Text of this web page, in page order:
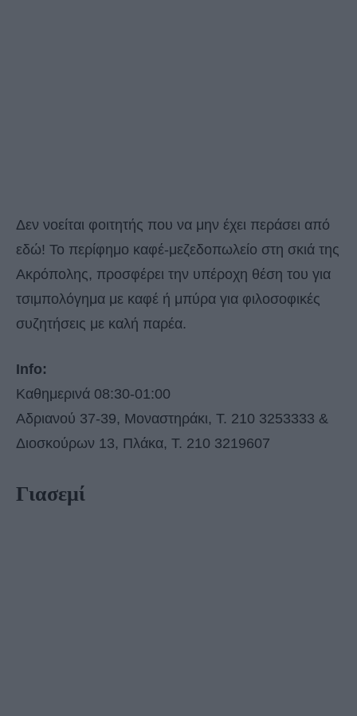
Δεν νοείται φοιτητής που να μην έχει περάσει από
εδώ! Το περίφημο καφέ-μεζεδοπωλείο στη σκιά της
Ακρόπολης, προσφέρει την υπέροχη θέση του για
τσιμπολόγημα με καφέ ή μπύρα για φιλοσοφικές
συζητήσεις με καλή παρέα.
Info:
Καθημερινά 08:30-01:00
Αδριανού 37-39, Μοναστηράκι, Τ. 210 3253333 &
Διοσκούρων 13, Πλάκα, Τ. 210 3219607
Γιασεμί